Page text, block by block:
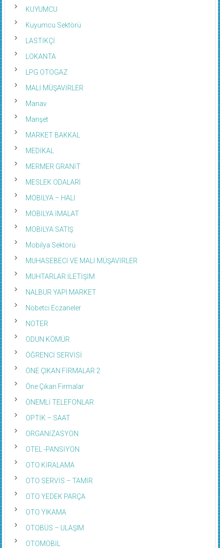
KUYUMCU
Kuyumcu Sektörü
LASTİKÇİ
LOKANTA
LPG OTOGAZ
MALİ MÜŞAVİRLER
Manav
Manşet
MARKET BAKKAL
MEDİKAL
MERMER GRANİT
MESLEK ODALARI
MOBİLYA – HALI
MOBİLYA İMALAT
MOBİLYA SATIŞ
Mobilya Sektörü
MUHASEBECİ VE MALİ MÜŞAVİRLER
MUHTARLAR İLETİŞİM
NALBUR YAPI MARKET
Nöbetci Eczaneler
NOTER
ODUN KÖMÜR
ÖĞRENCİ SERVİSİ
ÖNE ÇIKAN FİRMALAR 2
Öne Çıkan Firmalar
ÖNEMLİ TELEFONLAR
OPTİK – SAAT
ORGANİZASYON
OTEL -PANSİYON
OTO KİRALAMA
OTO SERVİS – TAMİR
OTO YEDEK PARÇA
OTO YIKAMA
OTOBÜS – ULAŞIM
OTOMOBİL